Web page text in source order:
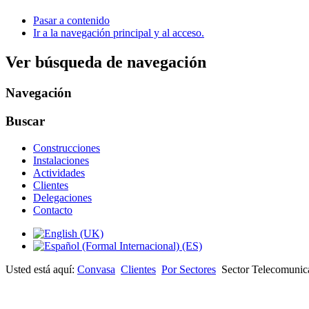
Pasar a contenido
Ir a la navegación principal y al acceso.
Ver búsqueda de navegación
Navegación
Buscar
Construcciones
Instalaciones
Actividades
Clientes
Delegaciones
Contacto
Usted está aquí: Convasa Clientes Por Sectores Sector